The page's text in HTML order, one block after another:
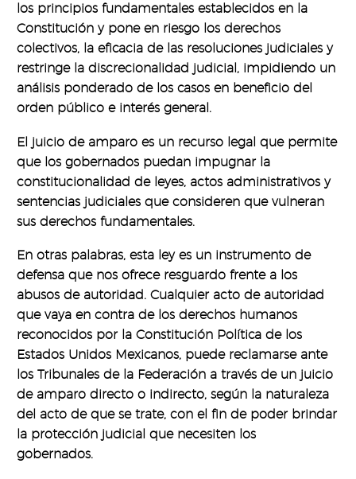
los principios fundamentales establecidos en la
Constitución y pone en riesgo los derechos
colectivos, la eficacia de las resoluciones judiciales y
restringe la discrecionalidad judicial, impidiendo un
análisis ponderado de los casos en beneficio del
orden público e interés general.
El juicio de amparo es un recurso legal que permite
que los gobernados puedan impugnar la
constitucionalidad de leyes, actos administrativos y
sentencias judiciales que consideren que vulneran
sus derechos fundamentales.
En otras palabras, esta ley es un instrumento de
defensa que nos ofrece resguardo frente a los
abusos de autoridad. Cualquier acto de autoridad
que vaya en contra de los derechos humanos
reconocidos por la Constitución Política de los
Estados Unidos Mexicanos, puede reclamarse ante
los Tribunales de la Federación a través de un juicio
de amparo directo o indirecto, según la naturaleza
del acto de que se trate, con el fin de poder brindar
la protección judicial que necesiten los
gobernados.